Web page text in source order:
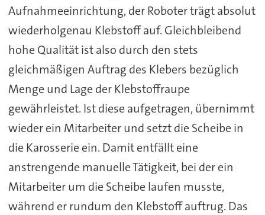
Aufnahmeeinrichtung, der Roboter trägt absolut
wiederholgenau Klebstoff auf. Gleichbleibend
hohe Qualität ist also durch den stets
gleichmäßigen Auftrag des Klebers bezüglich
Menge und Lage der Klebstoffraupe
gewährleistet. Ist diese aufgetragen, übernimmt
wieder ein Mitarbeiter und setzt die Scheibe in
die Karosserie ein. Damit entfällt eine
anstrengende manuelle Tätigkeit, bei der ein
Mitarbeiter um die Scheibe laufen musste,
während er rundum den Klebstoff auftrug. Das